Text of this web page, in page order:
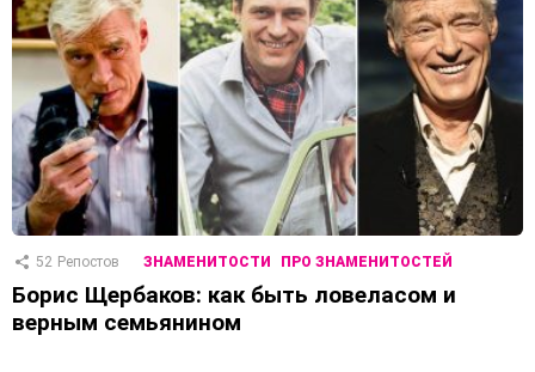
52 Репостов ЗНАМЕНИТОСТИ ПРО ЗНАМЕНИТОСТЕЙ
Борис Щербаков: как быть ловеласом и
верным семьянином